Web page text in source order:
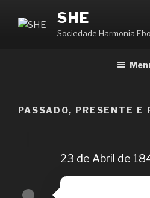
conteúdo
SHE
Sociedade Harmonia
PASSADO, PRESENTE E
23 de Abril de